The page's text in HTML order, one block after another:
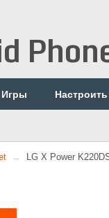
Игры
LG X Power